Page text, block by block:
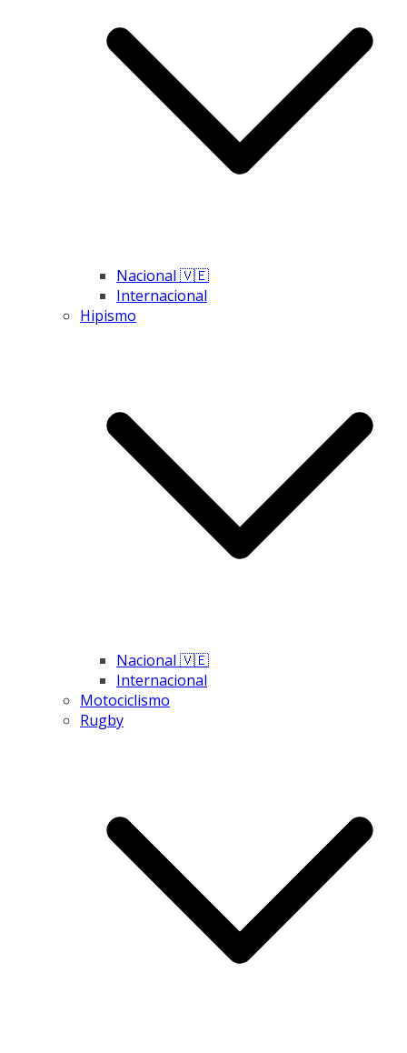
Nacional 🇻🇪
Internacional
Hipismo
Nacional 🇻🇪
Internacional
Motociclismo
Rugby